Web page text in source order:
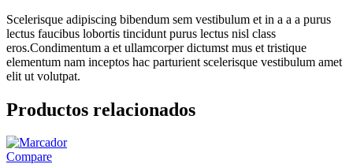
Scelerisque adipiscing bibendum sem vestibulum et in a a a purus
lectus faucibus lobortis tincidunt purus lectus nisl class
eros.Condimentum a et ullamcorper dictumst mus et tristique
elementum nam inceptos hac parturient scelerisque vestibulum amet
elit ut volutpat.
Productos relacionados
Compare